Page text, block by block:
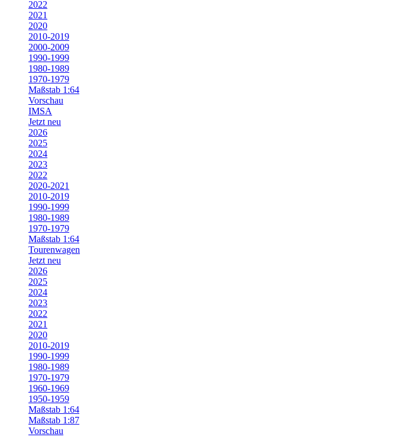
2022
2021
2020
2010-2019
2000-2009
1990-1999
1980-1989
1970-1979
Maßstab 1:64
Vorschau
IMSA
Jetzt neu
2026
2025
2024
2023
2022
2020-2021
2010-2019
1990-1999
1980-1989
1970-1979
Maßstab 1:64
Tourenwagen
Jetzt neu
2026
2025
2024
2023
2022
2021
2020
2010-2019
1990-1999
1980-1989
1970-1979
1960-1969
1950-1959
Maßstab 1:64
Maßstab 1:87
Vorschau